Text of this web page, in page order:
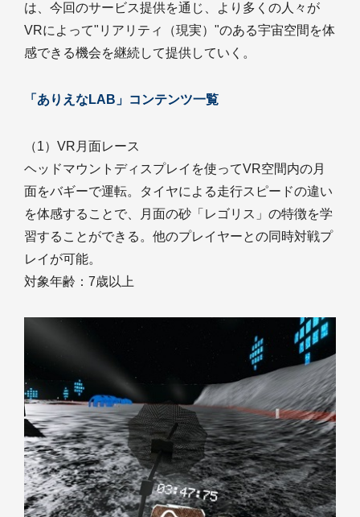
は、今回のサービス提供を通じ、より多くの人々が
VRによって"リアリティ（現実）"のある宇宙空間を体
感できる機会を継続して提供していく。
「ありえなLAB」コンテンツ一覧
（1）VR月面レース
ヘッドマウントディスプレイを使ってVR空間内の月
面をバギーで運転。タイヤによる走行スピードの違い
を体感することで、月面の砂「レゴリス」の特徴を学
習することができる。他のプレイヤーとの同時対戦プ
レイが可能。
対象年齢：7歳以上